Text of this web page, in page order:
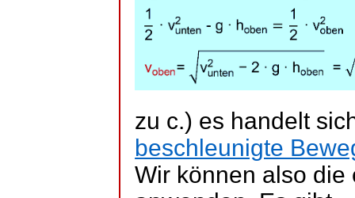
zu c.) es handelt
beschleunigte
Wir können also